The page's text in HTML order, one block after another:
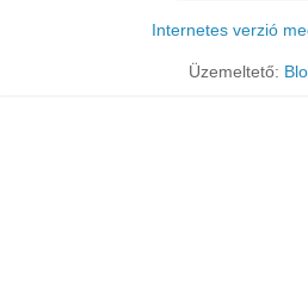
Internetes verzió
Üzemeltető: